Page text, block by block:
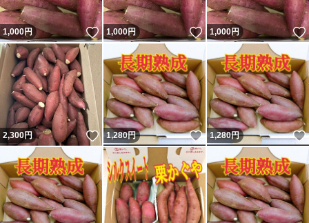
1,000円 いいね！
1,000円 いいね！
1,000円
2,300円 いいね！
1,280円 いいね！
1,280円